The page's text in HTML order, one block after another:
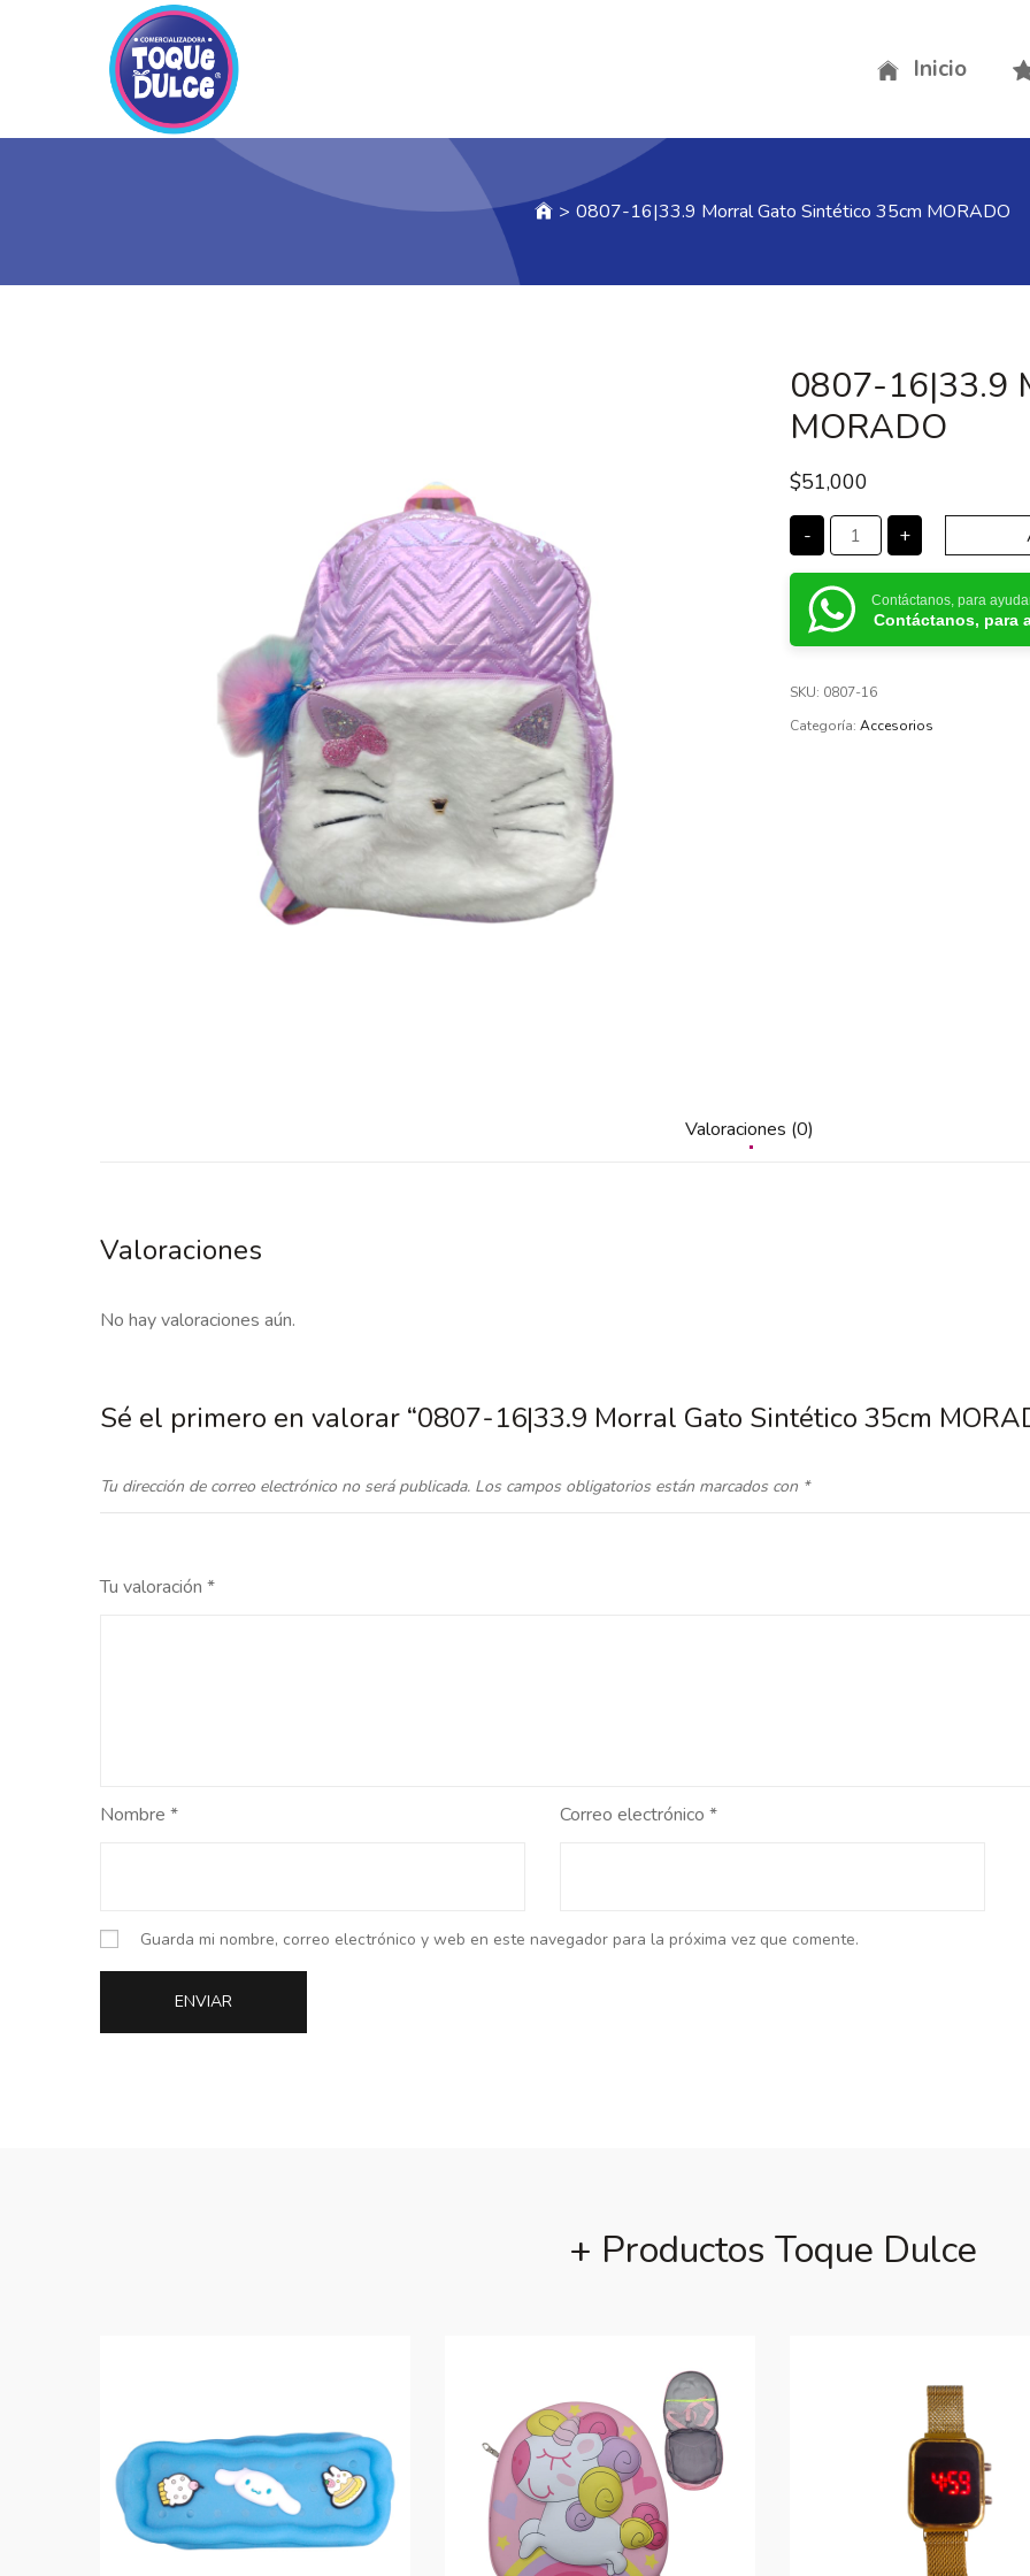
Inicio
> 0807-16|33.9 Morral Gato Sintético 35cm MORADO
0807-16|33.9
MORADO
$51,000
- +
Contáctanos, para
Contáctanos, para
SKU: 0807-16
Categoría: Accesorios
Valoraciones (0)
Valoraciones
No hay valoraciones aún.
Sé el primero en valorar “0807-16|33.9 Morral Gato Sintético 35cm
Tu dirección de correo electrónico no será publicada. Los campos obligatorios están marcados con *
Tu valoración *
Nombre * Correo electrónico *
Guarda mi nombre, correo electrónico y web en este navegador para la próxima vez que comente.
+ Productos Toque Dulce